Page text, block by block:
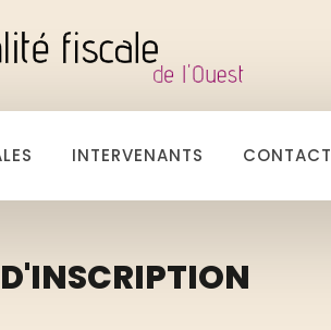
INTERVENANTS CONTACT